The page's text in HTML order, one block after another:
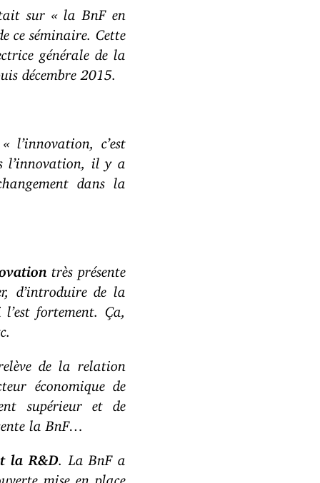
sur « la BnF en
ce séminaire. Cette
générale de la
décembre 2015.
l’innovation, c’est
l’innovation, il y a
dans la
très présente
d’introduire de la
fortement. Ça,
de la relation
économique de
supérieur et de
la BnF…
la R&D. La BnF a
mise en place